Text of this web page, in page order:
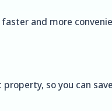
and more
so you can